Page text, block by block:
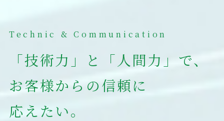
Technic & Communication
「技術力」と「人間力」で、
お客様からの信頼に
応えたい。